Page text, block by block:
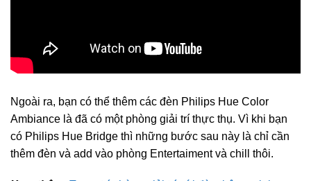
Ngoài ra, bạn có thể thêm các đèn Philips Hue Color
Ambiance là đã có một phòng giải trí thực thụ. Vì khi bạn
có Philips Hue Bridge thì những bước sau này là chỉ cần
thêm đèn và add vào phòng Entertaiment và chill thôi.